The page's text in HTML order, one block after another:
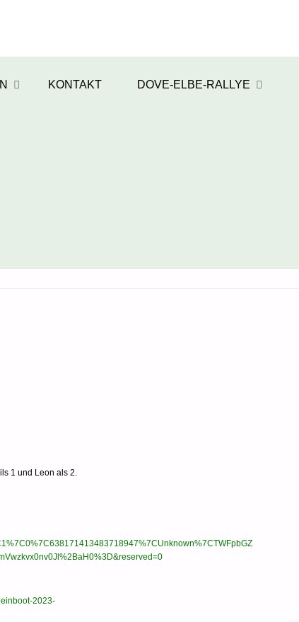
KONTAKT DOVE-ELBE-RALLYE
1 und Leon als 2.
2023-